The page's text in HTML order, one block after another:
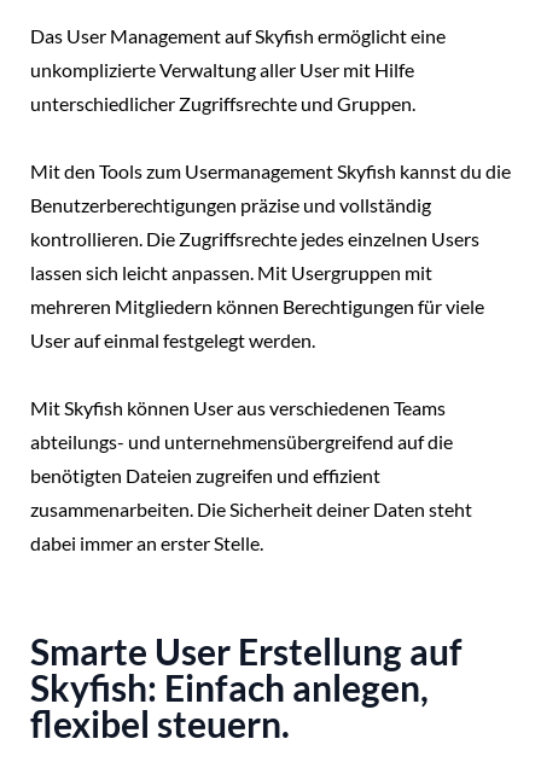
Das User Management auf Skyfish ermöglicht eine
unkomplizierte Verwaltung aller User mit Hilfe
unterschiedlicher Zugriffsrechte und Gruppen.
Mit den Tools zum Usermanagement Skyfish kannst du die
Benutzerberechtigungen präzise und vollständig
kontrollieren. Die Zugriffsrechte jedes einzelnen Users
lassen sich leicht anpassen. Mit Usergruppen mit
mehreren Mitgliedern können Berechtigungen für viele
User auf einmal festgelegt werden.
Mit Skyfish können User aus verschiedenen Teams
abteilungs- und unternehmensübergreifend auf die
benötigten Dateien zugreifen und effizient
zusammenarbeiten. Die Sicherheit deiner Daten steht
dabei immer an erster Stelle.
Smarte User Erstellung auf
Skyfish: Einfach anlegen,
flexibel steuern.